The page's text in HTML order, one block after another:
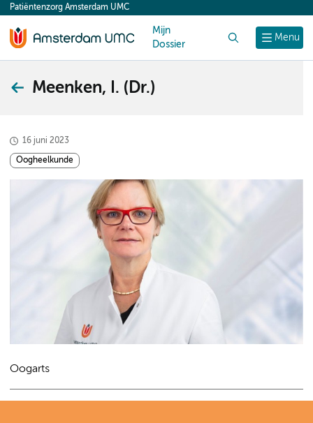
content
Menu
Patiëntenzorg Amsterdam UMC
Mijn
Dossier
Meenken, I. (Dr.)
16 juni 2023
Oogheelkunde
Oogarts